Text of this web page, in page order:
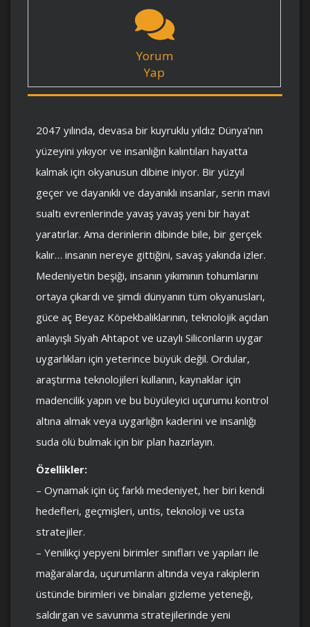
Yorum
Yap
2047 yılında, devasa bir kuyruklu yıldız Dünya’nın
yüzeyini yıkıyor ve insanlığın kalıntıları hayatta
kalmak için okyanusun dibine iniyor. Bir yüzyıl
geçer ve dayanıklı ve dayanıklı insanlar, serin mavi
sualtı evrenlerinde yavaş yavaş yeni bir hayat
yaratırlar. Ama derinlerin dibinde bile, bir gerçek
kalır… insanın nereye gittiğini, savaş yakında izler.
Medeniyetin beşiği, insanın yıkımının tohumlarını
ortaya çıkardı ve şimdi dünyanın tüm okyanusları,
güce aç Beyaz Köpekbalıklarının, teknolojik açıdan
anlayışlı Siyah Ahtapot ve uzaylı Siliconların uygar
uygarlıkları için yeterince büyük değil. Ordular,
araştırma teknolojileri kullanın, kaynaklar için
madencilik yapın ve bu büyüleyici uçurumu kontrol
altına almak veya uygarlığın kaderini ve insanlığı
suda ölü bulmak için bir plan hazırlayın.
Özellikler:
– Oynamak için üç farklı medeniyet, her biri kendi
hedefleri, geçmişleri, untis, teknoloji ve usta
stratejiler.
– Yenilikçi yepyeni birimler sınıfları ve yapıları ile
mağaralarda, uçurumların altında veya rakiplerin
üstünde birimleri ve binaları gizleme yeteneği,
saldırgan ve savunma stratejilerinde yeni